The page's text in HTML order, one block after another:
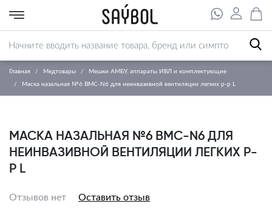
Главная Медтовары Мешки АМБУ, аппараты ИВЛ и комплектующие
Маска назальная №6 BMC-N6 для неинвазивной вентиляции легких р-р L
МАСКА НАЗАЛЬНАЯ №6 BMC-N6 ДЛЯ
НЕИНВАЗИВНОЙ ВЕНТИЛЯЦИИ ЛЕГКИХ Р-
Р L
Отзывов нет Оставить отзыв